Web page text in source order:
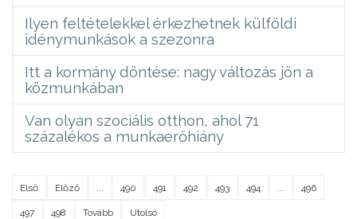
Ilyen feltételekkel érkezhetnek külföldi
idénymunkások a szezonra
Itt a kormány döntése: nagy változás jön a
közmunkában
Van olyan szociális otthon, ahol 71
százalékos a munkaerőhiány
Első Előző 490 491 492 493 494 496
497 498 Tovább Utolsó